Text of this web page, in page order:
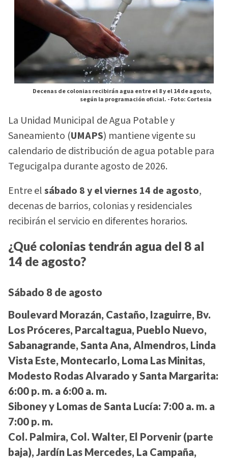
Decenas de colonias recibirán agua entre el 8 y el 14 de agosto,
según la programación oficial. -Foto: Cortesia
La Unidad Municipal de Agua Potable y
Saneamiento (UMAPS) mantiene vigente su
calendario de distribución de agua potable para
Tegucigalpa durante agosto de 2026.
Entre elsábado 8 y el viernes 14 de agosto,
decenas de barrios, colonias y residenciales
recibirán el servicio en diferentes horarios.
¿Qué colonias tendrán agua del 8 al
14 de agosto?
Sábado 8 de agosto
Boulevard Morazán, Castaño, Izaguirre, Bv.
Los Próceres, Parcaltagua, Pueblo Nuevo,
Sabanagrande, Santa Ana, Almendros, Linda
Vista Este, Montecarlo, Loma Las Minitas,
Modesto Rodas Alvarado y Santa Margarita:
6:00 p. m. a 6:00 a. m.
Siboney y Lomas de Santa Lucía: 7:00 a. m. a
7:00 p. m.
Col. Palmira, Col. Walter, El Porvenir (parte
baja), Jardín Las Mercedes, La Campaña,